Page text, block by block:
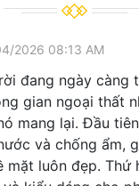
2026 08:13 AM
đang ngày càng
gian ngoại thất
mang lại. Đầu
và chống ẩm,
mặt luôn đẹp. Thứ